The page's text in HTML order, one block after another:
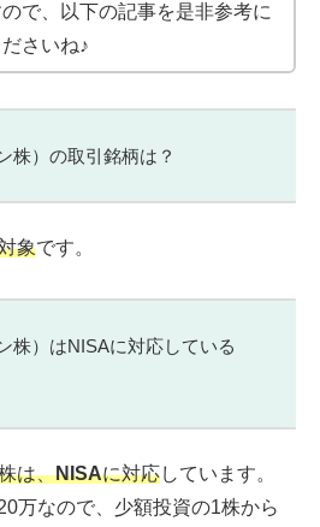
で、以下の記事を是非参考に
さいね♪
株）の取引銘柄は？
象です。
株）はNISAに対応している
は、NISAに対応しています。
万なので、少額投資の1株から